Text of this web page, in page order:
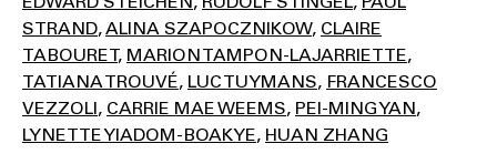
STRAND ALINA SZAPOCZNIKOW CLAIRE
TABOURET MARION TAMPON-LAJARRIETTE
TATIANA TROUVÉ LUC TUYMANS FRANCESCO
VEZZOLI CARRIE MAE WEEMS PEI-MING YAN
LYNETTE YIADOM-BOAKYE HUAN ZHANG